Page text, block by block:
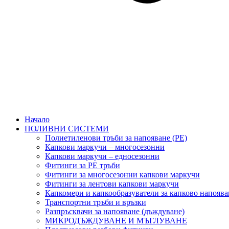
Начало
ПОЛИВНИ СИСТЕМИ
Полиетиленови тръби за напояване (PE)
Капкови маркучи – многосезонни
Капкови маркучи – едносезонни
Фитинги за PE тръби
Фитинги за многосезонни капкови маркучи
Фитинги за лентови капкови маркучи
Капкомери и капкообразуватели за капково
Транспортни тръби и връзки
Разпръсквачи за напояване (дъждуване)
МИКРОДЪЖДУВАНЕ И МЪГЛУВАНЕ